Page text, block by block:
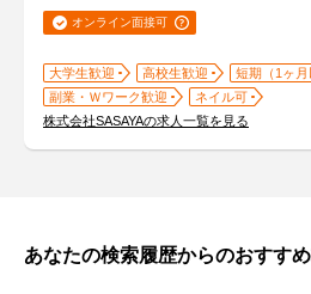
オンライン面接可
大学生歓迎 高校生歓迎
短期（1ヶ月
副業・Ｗワーク歓迎
ネイル可
株式会社SASAYAの求人一覧を見る
あなたの検索履歴からのおすす